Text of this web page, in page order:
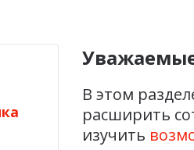
В этом
расширить
изучить